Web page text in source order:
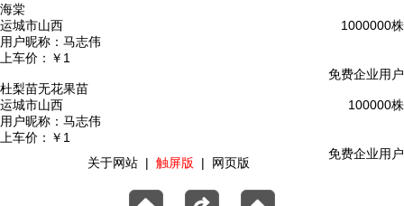
海棠
1000000株
运城市山西
用户昵称： 马志伟
上车价： ￥1
免费企业用户
杜梨苗无花果苗
100000株
运城市山西
用户昵称： 马志伟
上车价： ￥1
免费企业用户
关于网站 | 触屏版 | 网页版